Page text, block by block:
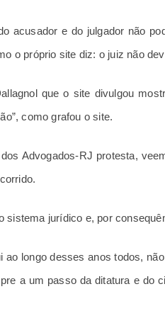
acusador e do julgador não
o próprio site diz: o juiz não
que o site divulgou
como grafou o site.
Advogados-RJ protesta,
sistema jurídico e, por
longo desses anos todos,
a um passo da ditatura e do